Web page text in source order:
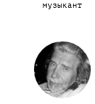
музыкант